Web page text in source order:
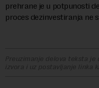
prehrane je u potpunosti
proces dezinvestiranja ne
Preuzimanje delova teksta je
izvora i uz postavljanje linka